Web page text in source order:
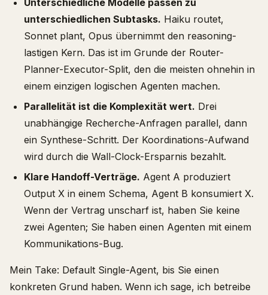
Unterschiedliche Modelle passen zu
unterschiedlichen Subtasks. Haiku routet,
Sonnet plant, Opus übernimmt den reasoning-
lastigen Kern. Das ist im Grunde der Router-
Planner-Executor-Split, den die meisten ohnehin in
einem einzigen logischen Agenten machen.
Parallelität ist die Komplexität wert. Drei
unabhängige Recherche-Anfragen parallel, dann
ein Synthese-Schritt. Der Koordinations-Aufwand
wird durch die Wall-Clock-Ersparnis bezahlt.
Klare Handoff-Verträge. Agent A produziert
Output X in einem Schema, Agent B konsumiert X.
Wenn der Vertrag unscharf ist, haben Sie keine
zwei Agenten; Sie haben einen Agenten mit einem
Kommunikations-Bug.
Mein Take: Default Single-Agent, bis Sie einen
konkreten Grund haben. Wenn ich sage, ich betreibe